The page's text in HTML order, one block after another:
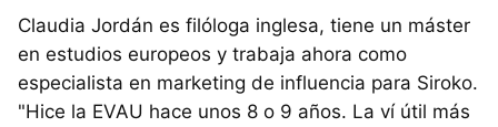
Claudia Jordán es filóloga inglesa, tiene un máster
en estudios europeos y trabaja ahora como
especialista en marketing de influencia para Siroko.
"Hice la EVAU hace unos 8 o 9 años. La ví útil más